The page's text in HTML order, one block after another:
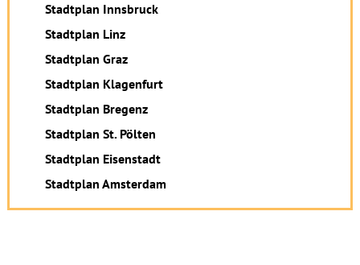
Stadtplan Innsbruck
Stadtplan Linz
Stadtplan Graz
Stadtplan Klagenfurt
Stadtplan Bregenz
Stadtplan St. Pölten
Stadtplan Eisenstadt
Stadtplan Amsterdam